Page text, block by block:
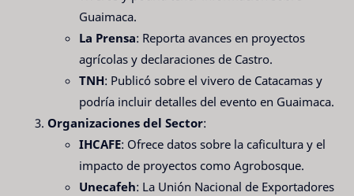
Guaimaca.
La Prensa: Reporta avances en proyectos
agrícolas y declaraciones de Castro.
TNH: Publicó sobre el vivero de Catacamas y
podría incluir detalles del evento en Guaimaca.
Organizaciones del Sector:
IHCAFE: Ofrece datos sobre la caficultura y el
impacto de proyectos como Agrobosque.
Unecafeh: La Unión Nacional de Exportadores